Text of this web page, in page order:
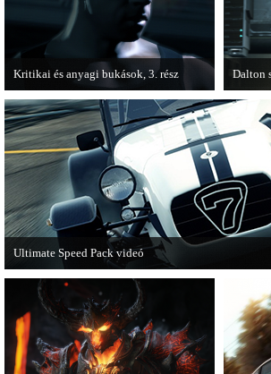
Kritikai és anyagi bukások, 3. rész
A PC Guru "Kritikai és anyagi bukások"
című cikksorozatának utolsó részét
olvashatjuk.
Dalton
Új
Games
Ultimate Speed Pack videó
Már elérhető a Need for Speed Most Wanted első